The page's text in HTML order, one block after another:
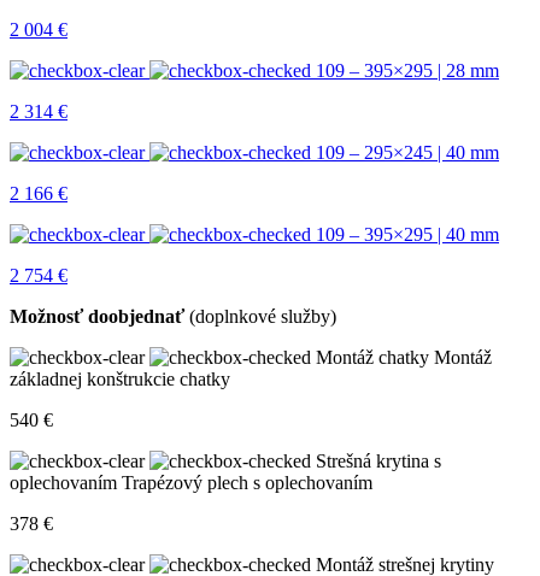
2 004 €
109 – 395×295 | 28 mm
2 314 €
109 – 295×245 | 40 mm
2 166 €
109 – 395×295 | 40 mm
2 754 €
Možnosť doobjednať(doplnkové služby)
Montáž chatky Montáž
základnej konštrukcie chatky
540 €
Strešná krytina s
oplechovaním Trapézový plech s oplechovaním
378 €
Montáž strešnej krytiny